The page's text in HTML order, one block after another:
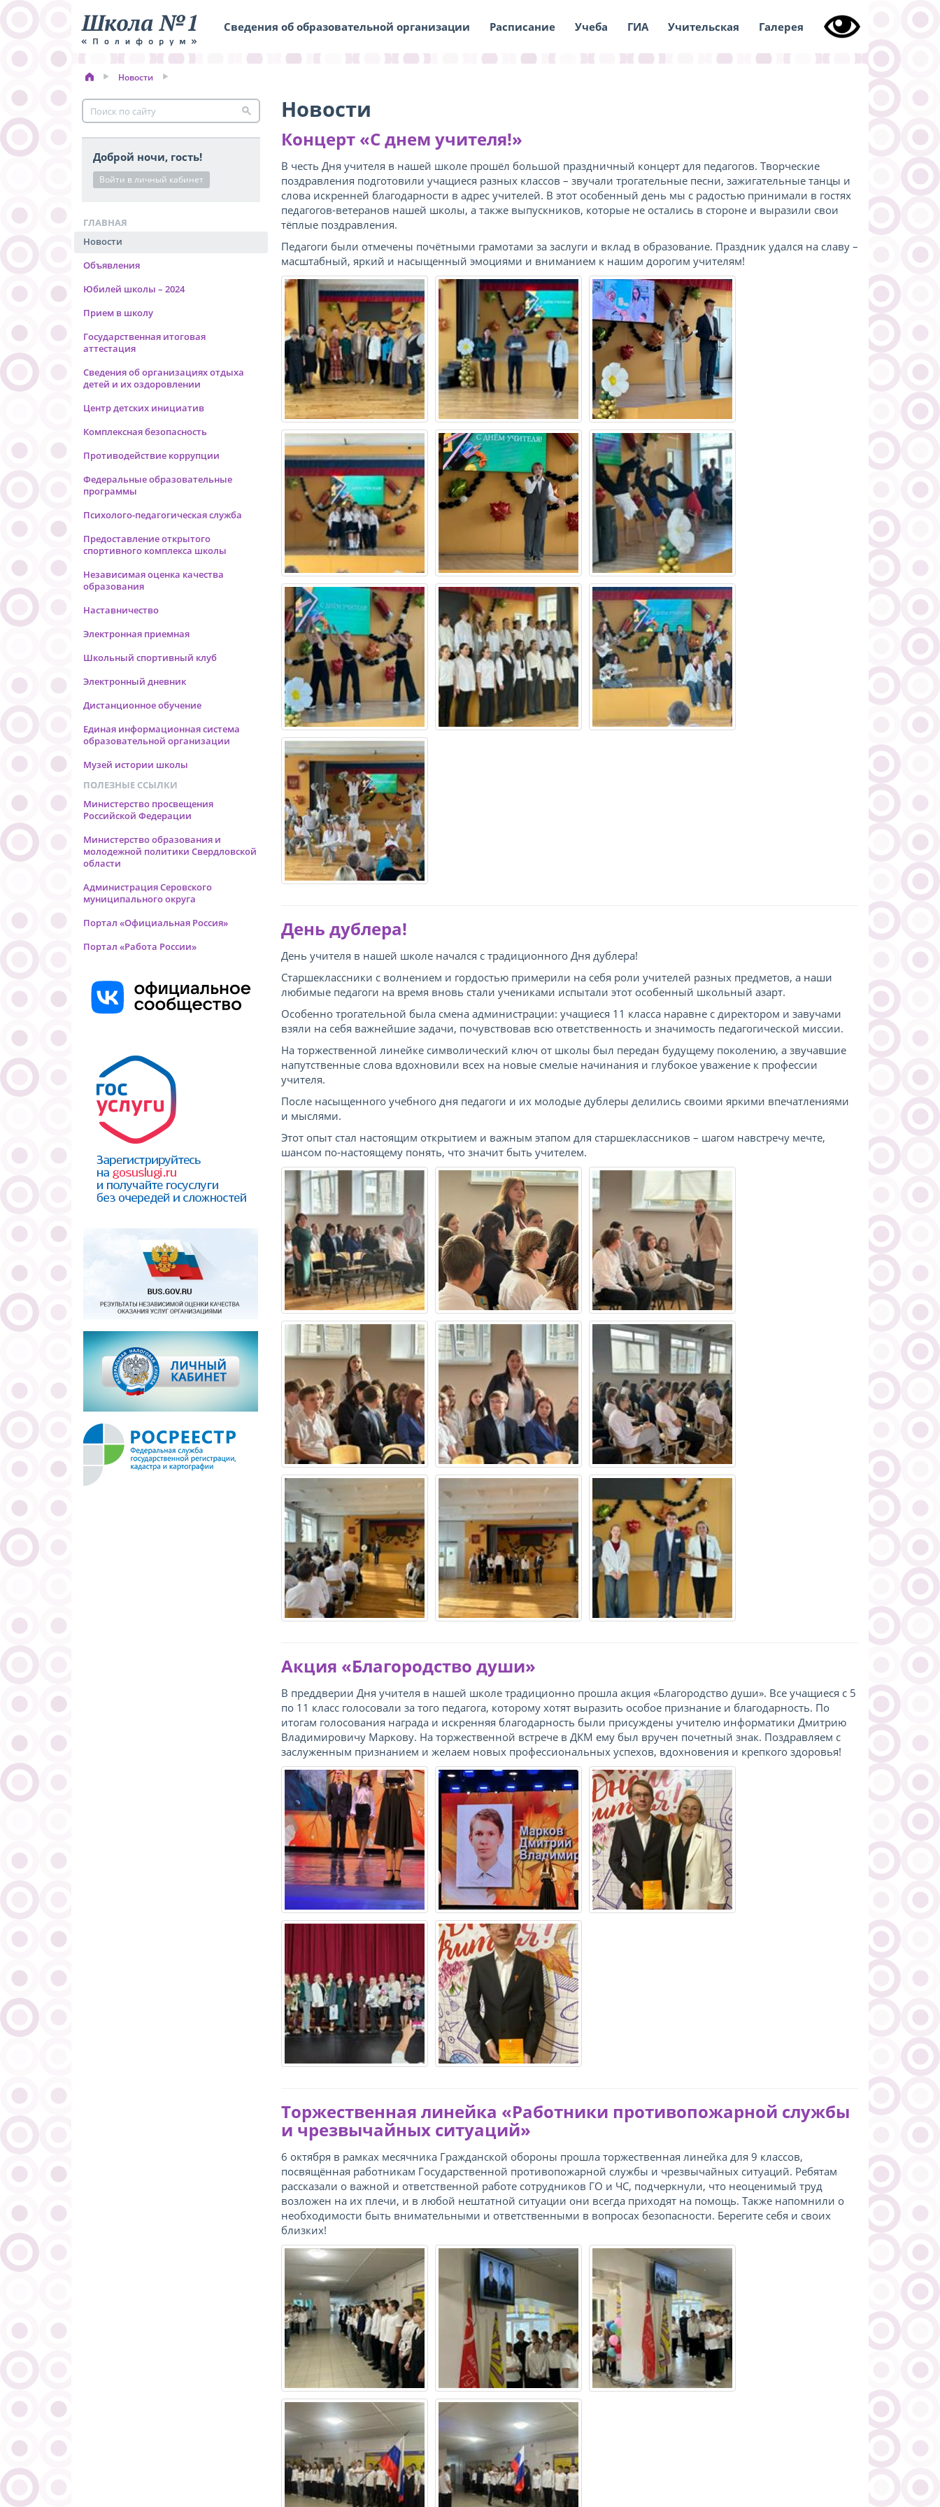
Сведения об образовательной организации Расписание Учеба ГИА Учительская Галерея
Новости
Доброй ночи, гость!
Войти в личный кабинет
ГЛАВНАЯ
Новости
Объявления
Юбилей школы – 2024
Прием в школу
Государственная итоговая
аттестация
Сведения об организациях отдыха
детей и их оздоровлении
Центр детских инициатив
Комплексная безопасность
Противодействие коррупции
Федеральные образовательные
программы
Психолого-педагогическая служба
Предоставление открытого
спортивного комплекса школы
Независимая оценка качества
образования
Наставничество
Электронная приемная
Школьный спортивный клуб
Электронный дневник
Дистанционное обучение
Единая информационная система
образовательной организации
Музей истории школы
ПОЛЕЗНЫЕ ССЫЛКИ
Министерство просвещения
Российской Федерации
Министерство образования и
молодежной политики Свердловской
области
Администрация Серовского
муниципального округа
Портал «Официальная Россия»
Портал «Работа России»
Новости
Концерт «С днем учителя!»
В честь Дня учителя в нашей школе прошёл большой праздничный концерт для педагогов. Творческие
поздравления подготовили учащиеся разных классов – звучали трогательные песни, зажигательные танцы и
слова искренней благодарности в адрес учителей. В этот особенный день мы с радостью принимали в гостях
педагогов-ветеранов нашей школы, а также выпускников, которые не остались в стороне и выразили свои
тёплые поздравления.
Педагоги были отмечены почётными грамотами за заслуги и вклад в образование. Праздник удался на славу –
масштабный, яркий и насыщенный эмоциями и вниманием к нашим дорогим учителям!
День дублера!
День учителя в нашей школе начался с традиционного Дня дублера!
Старшеклассники с волнением и гордостью примерили на себя роли учителей разных предметов, а наши
любимые педагоги на время вновь стали учениками испытали этот особенный школьный азарт.
Особенно трогательной была смена администрации: учащиеся 11 класса наравне с директором и завучами
взяли на себя важнейшие задачи, почувствовав всю ответственность и значимость педагогической миссии.
На торжественной линейке символический ключ от школы был передан будущему поколению, а звучавшие
напутственные слова вдохновили всех на новые смелые начинания и глубокое уважение к профессии
учителя.
После насыщенного учебного дня педагоги и их молодые дублеры делились своими яркими впечатлениями
и мыслями.
Этот опыт стал настоящим открытием и важным этапом для старшеклассников – шагом навстречу мечте,
шансом по-настоящему понять, что значит быть учителем.
Акция «Благородство души»
В преддверии Дня учителя в нашей школе традиционно прошла акция «Благородство души». Все учащиеся с 5
по 11 класс голосовали за того педагога, которому хотят выразить особое признание и благодарность. По
итогам голосования награда и искренняя благодарность были присуждены учителю информатики Дмитрию
Владимировичу Маркову. На торжественной встрече в ДКМ ему был вручен почетный знак. Поздравляем с
заслуженным признанием и желаем новых профессиональных успехов, вдохновения и крепкого здоровья!
Торжественная линейка «Работники противопожарной службы
и чрезвычайных ситуаций»
6 октября в рамках месячника Гражданской обороны прошла торжественная линейка для 9 классов,
посвящённая работникам Государственной противопожарной службы и чрезвычайных ситуаций. Ребятам
рассказали о важной и ответственной работе сотрудников ГО и ЧС, подчеркнули, что неоценимый труд
возложен на их плечи, и в любой нештатной ситуации они всегда приходят на помощь. Также напомнили о
необходимости быть внимательными и ответственными в вопросах безопасности. Берегите себя и своих
близких!